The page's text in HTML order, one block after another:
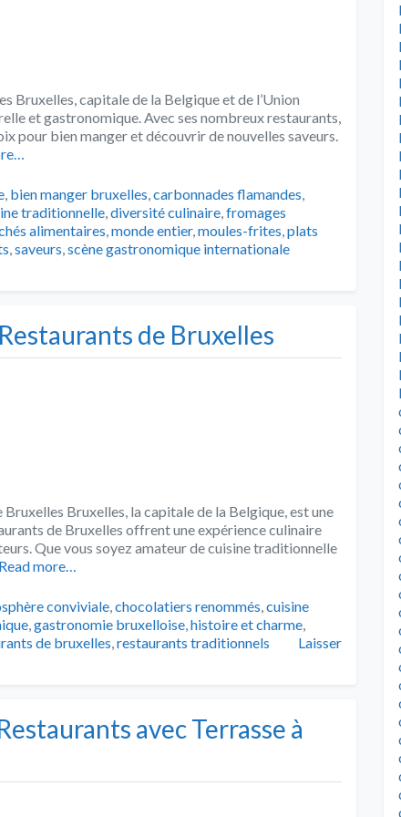
Bruxelles, capitale de la Belgique et de l’Union
et gastronomique. Avec ses nombreux restaurants,
pour bien manger et découvrir de nouvelles saveurs.
, bien manger bruxelles,carbonnades flamandes,
traditionnelle,diversité culinaire,fromages
alimentaires,monde entier,moules-frites,plats
,saveurs,scène gastronomique internationale
de Bruxelles
Bruxelles, la capitale de la Belgique, est une
de Bruxelles offrent une expérience culinaire
Que vous soyez amateur de cuisine traditionnelle
Read more…
conviviale,chocolatiers renommés,cuisine
,gastronomie bruxelloise,histoire et charme,
de bruxelles,restaurants traditionnels
Laisser
avec Terrasse à